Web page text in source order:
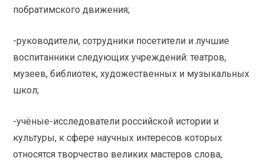
побратимского движения;
-руководители, сотрудники посетители и лучшие
воспитанники следующих учреждений: театров,
музеев, библиотек, художественных и музыкальных
школ;
-учёные-исследователи российской истории и
культуры, к сфере научных интересов которых
относятся творчество великих мастеров слова,